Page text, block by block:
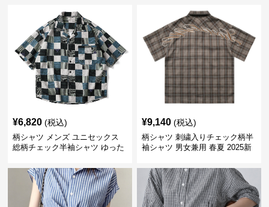
¥6,820 (税込)
柄シャツ メンズ ユニセックス
総柄チェック半袖シャツ ゆった
¥9,140 (税込)
柄シャツ 刺繍入りチェック柄半
袖シャツ 男女兼用 春夏 2025新